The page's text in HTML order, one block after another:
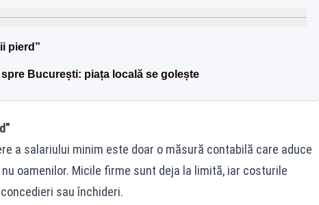
pierd”
București: piața locală se golește
a salariului minim este doar o măsură contabilă care aduce
oamenilor. Micile firme sunt deja la limită, iar costurile
sau închideri.